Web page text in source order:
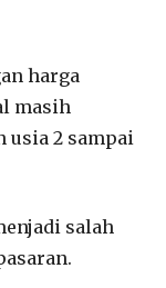
harga
masih
usia 2 sampai
salah